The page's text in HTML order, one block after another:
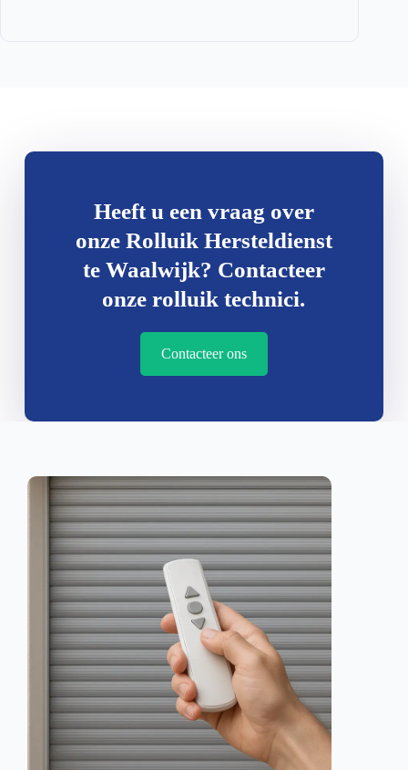
Heeft u een vraag over
onze Rolluik Hersteldienst
te Waalwijk? Contacteer
onze rolluik technici.
Contacteer ons